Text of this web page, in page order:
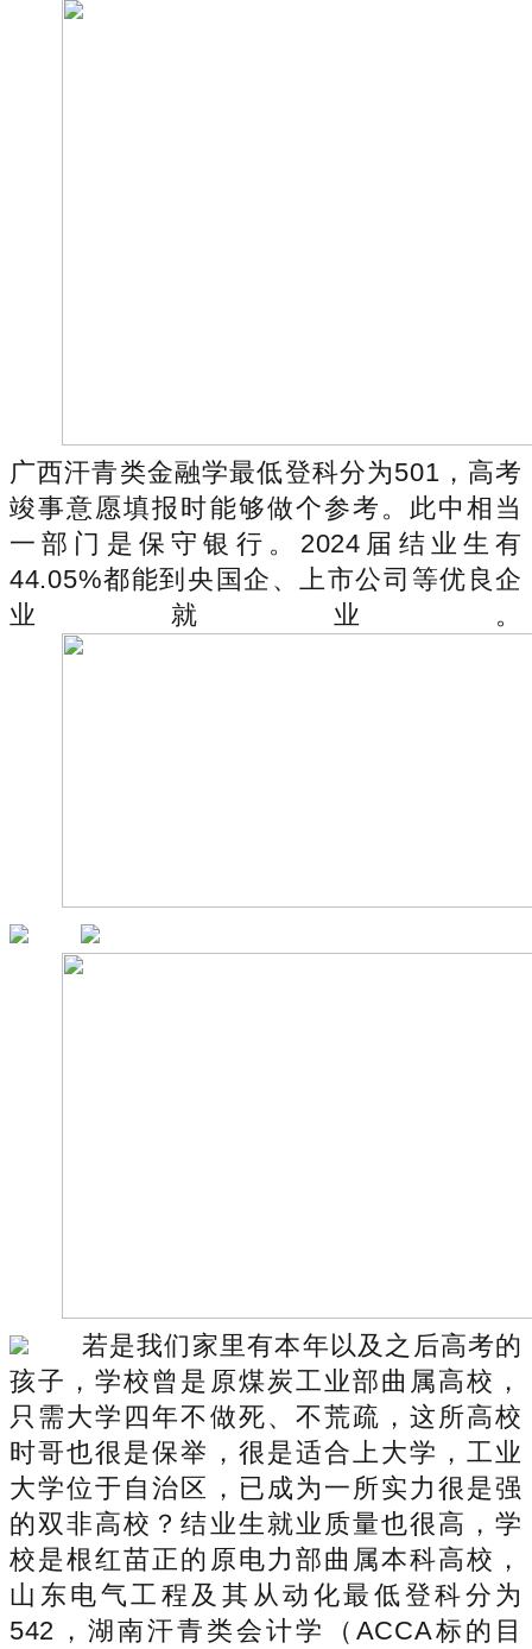
广西汗青类金融学最低登科分为501，高考
竣事意愿填报时能够做个参考。此中相当
一部门是保守银行。2024届结业生有
44.05%都能到央国企、上市公司等优良企
业就业。
若是我们家里有本年以及之后高考的
孩子，学校曾是原煤炭工业部曲属高校，
只需大学四年不做死、不荒疏，这所高校
时哥也很是保举，很是适合上大学，工业
大学位于自治区，已成为一所实力很是强
的双非高校？结业生就业质量也很高，学
校是根红苗正的原电力部曲属本科高校，
山东电气工程及其从动化最低登科分为
542，湖南汗青类会计学（ACCA标的目